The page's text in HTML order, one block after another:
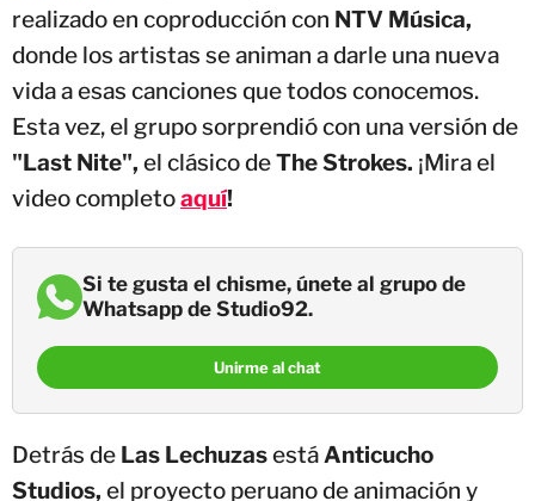
realizado en coproducción con NTV Música,
donde los artistas se animan a darle una nueva
vida a esas canciones que todos conocemos.
Esta vez, el grupo sorprendió con una versión de
"Last Nite", el clásico deThe Strokes. ¡Mira el
video completoaquí!
Si te gusta el chisme, únete al grupo de
Whatsapp de Studio92.
Unirme al chat
Detrás de Las LechuzasestáAnticucho
Studios, el proyecto peruano de animación y